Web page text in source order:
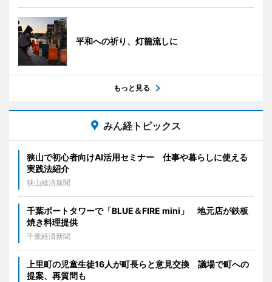
平和への祈り、灯籠流しに
もっと見る
みん経トピックス
狭山で初心者向けAI活用セミナー 仕事や暮らしに使える
実践法紹介
狭山経済新聞
千葉ポートタワーで「BLUE＆FIRE mini」 地元店が鉄板
焼き料理提供
千葉経済新聞
上里町の児童生徒16人が町長らと意見交換 議場で町への
提案、再質問も